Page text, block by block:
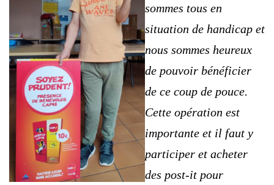
sommes tous en
situation de handicap et
nous sommes heureux
de pouvoir bénéficier
de ce coup de pouce.
Cette opération est
importante et il faut y
participer et acheter
des post-it pour